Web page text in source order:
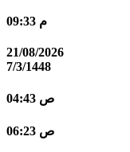
09:33 م
21/08/2026
7/3/1448
04:43 ص
06:23 ص